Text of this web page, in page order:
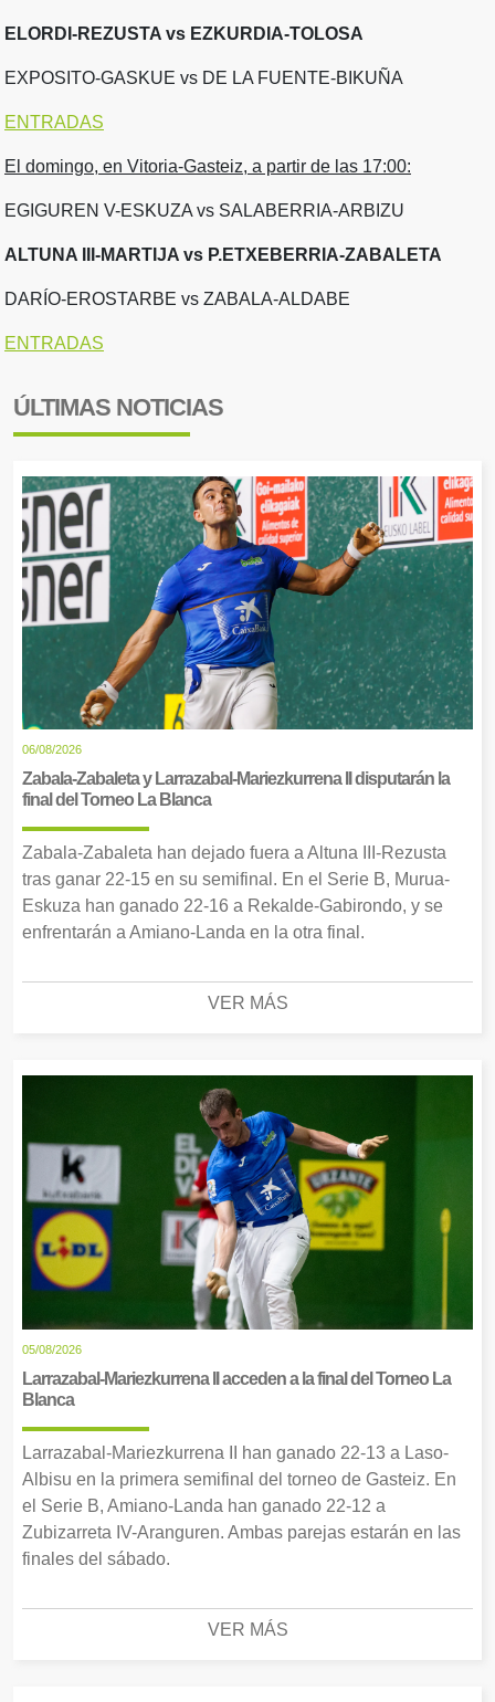
ELORDI-REZUSTA vs EZKURDIA-TOLOSA
EXPOSITO-GASKUE vs DE LA FUENTE-BIKUÑA
ENTRADAS
El domingo, en Vitoria-Gasteiz, a partir de las 17:00:
EGIGUREN V-ESKUZA vs SALABERRIA-ARBIZU
ALTUNA III-MARTIJA vs P.ETXEBERRIA-ZABALETA
DARÍO-EROSTARBE vs ZABALA-ALDABE
ENTRADAS
ÚLTIMAS NOTICIAS
06/08/2026
Zabala-Zabaleta y Larrazabal-Mariezkurrena II disputarán la
final del Torneo La Blanca
Zabala-Zabaleta han dejado fuera a Altuna III-Rezusta
tras ganar 22-15 en su semifinal. En el Serie B, Murua-
Eskuza han ganado 22-16 a Rekalde-Gabirondo, y se
enfrentarán a Amiano-Landa en la otra final.
VER MÁS
05/08/2026
Larrazabal-Mariezkurrena II acceden a la final del Torneo La
Blanca
Larrazabal-Mariezkurrena II han ganado 22-13 a Laso-
Albisu en la primera semifinal del torneo de Gasteiz. En
el Serie B, Amiano-Landa han ganado 22-12 a
Zubizarreta IV-Aranguren. Ambas parejas estarán en las
finales del sábado.
VER MÁS